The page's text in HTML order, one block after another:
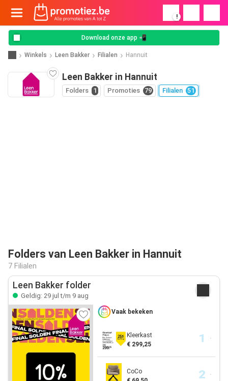
!
Download onze app 📲
Winkels Leen Bakker Filialen Hannuit
Leen Bakker in Hannuit
Folders 1 Promoties 79 Filialen 51
Folders van Leen Bakker in Hannuit
7 Filialen
Leen Bakker folder
Geldig: 29 jul t/m 9 aug
Vaak bekeken
Kleerkast
€ 299,25
CoCo